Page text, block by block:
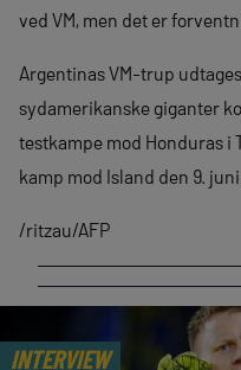
ved VM, men det er
Argentinas VM-trup
sydamerikanske giganter
testkampe mod Honduras i
kamp mod Island den 9. juni.
/ritzau/AFP
INTERVIEW